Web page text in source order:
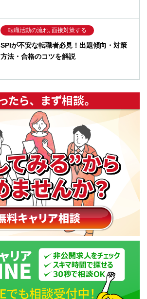
転職活動の流れ, 面接対策する
SPIが不安な転職者必見！出題傾向・対策
方法・合格のコツを解説